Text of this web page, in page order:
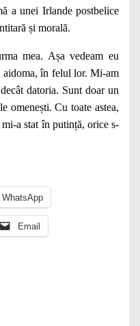
a unei Irlande postbelice
și morală.
mea. Așa vedeam eu
aidoma, în felul lor. Mi-am
datoria. Sunt doar un
omenești. Cu toate astea,
a stat în putință, orice s-
WhatsApp
Email